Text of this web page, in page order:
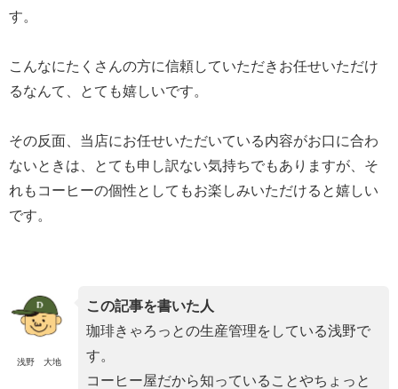
す。
こんなにたくさんの方に信頼していただきお任せいただけ
るなんて、とても嬉しいです。
その反面、当店にお任せいただいている内容がお口に合わ
ないときは、とても申し訳ない気持ちでもありますが、そ
れもコーヒーの個性としてもお楽しみいただけると嬉しい
です。
浅野 大地
この記事を書いた人
珈琲きゃろっとの生産管理をしている浅野で
す。
コーヒー屋だから知っていることやちょっと